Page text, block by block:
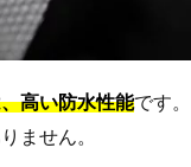
高い防水性能です。
ません。